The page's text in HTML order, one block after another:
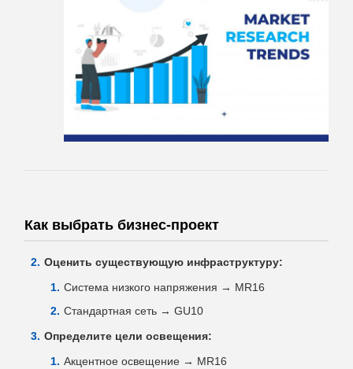
Как выбрать бизнес-проект
Оценить существующую инфраструктуру:
Система низкого напряжения → MR16
Стандартная сеть → GU10
Определите цели освещения:
Акцентное освещение → MR16